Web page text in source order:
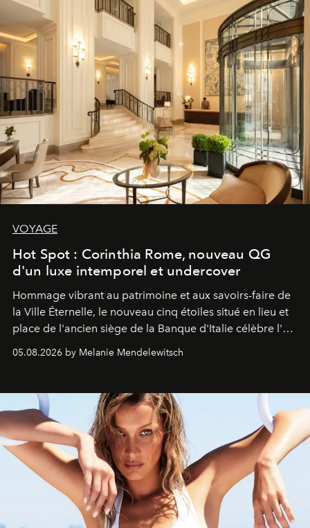
VOYAGE
Hot Spot : Corinthia Rome, nouveau QG
d'un luxe intemporel et undercover
Hommage vibrant au patrimoine et aux savoirs-faire de
la Ville Éternelle, le nouveau cinq étoiles situé en lieu et
place de l'ancien siège de la Banque d'Italie célèbre l'art
05.08.2026 by Melanie Mendelewitsch